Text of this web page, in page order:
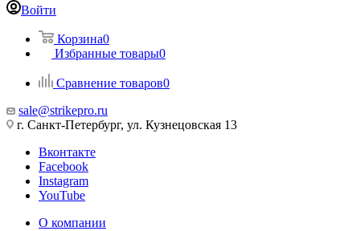
Войти
Корзина0
Избранные товары0
Сравнение товаров0
sale@strikepro.ru
г. Санкт-Петербург, ул. Кузнецовская 13
Вконтакте
Facebook
Instagram
YouTube
О компании